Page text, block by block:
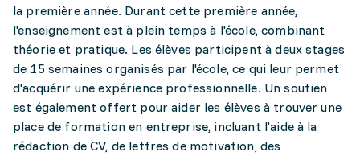
la première année. Durant cette première année,
l'enseignement est à plein temps à l'école, combinant
théorie et pratique. Les élèves participent à deux stages
de 15 semaines organisés par l'école, ce qui leur permet
d'acquérir une expérience professionnelle. Un soutien
est également offert pour aider les élèves à trouver une
place de formation en entreprise, incluant l'aide à la
rédaction de CV, de lettres de motivation, des